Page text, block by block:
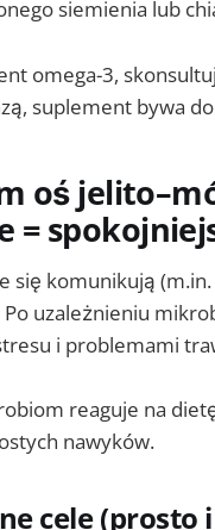
siemienia lub
omega-3,
suplement bywa
oś
się komunikują
uzależnieniu
i problemami
reaguje na
nawyków.
cele (prosto